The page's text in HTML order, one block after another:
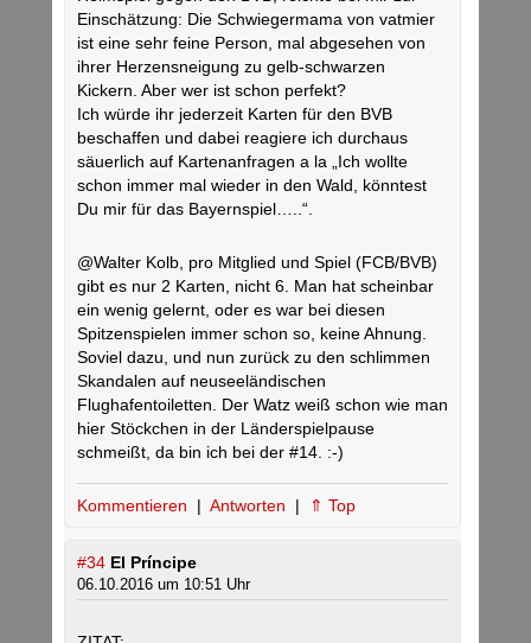
Einschätzung: Die Schwiegermama von vatmier
ist eine sehr feine Person, mal abgesehen von
ihrer Herzensneigung zu gelb-schwarzen
Kickern. Aber wer ist schon perfekt?
Ich würde ihr jederzeit Karten für den BVB
beschaffen und dabei reagiere ich durchaus
säuerlich auf Kartenanfragen a la „Ich wollte
schon immer mal wieder in den Wald, könntest
Du mir für das Bayernspiel…..“.
@Walter Kolb, pro Mitglied und Spiel (FCB/BVB)
gibt es nur 2 Karten, nicht 6. Man hat scheinbar
ein wenig gelernt, oder es war bei diesen
Spitzenspielen immer schon so, keine Ahnung.
Soviel dazu, und nun zurück zu den schlimmen
Skandalen auf neuseeländischen
Flughafentoiletten. Der Watz weiß schon wie man
hier Stöckchen in der Länderspielpause
schmeißt, da bin ich bei der #14. :-)
Kommentieren | Antworten | ⇑ Top
#34 El Príncipe
06.10.2016 um 10:51 Uhr